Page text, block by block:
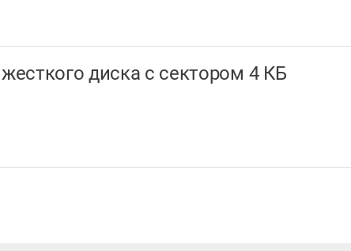
диска с сектором 4 КБ